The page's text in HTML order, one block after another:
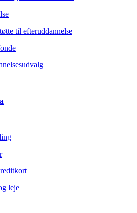
til efteruddannelse
leje